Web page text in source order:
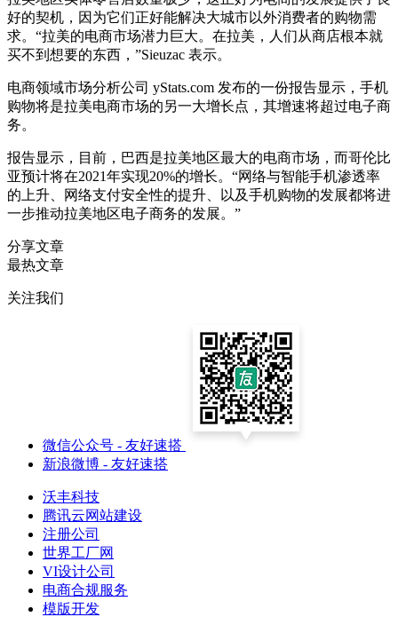
好的契机，因为它们正好能解决大城市以外消费者的购物需
求。“拉美的电商市场潜力巨大。在拉美，人们从商店根本就
买不到想要的东西，”Sieuzac 表示。
电商领域市场分析公司 yStats.com 发布的一份报告显示，手机
购物将是拉美电商市场的另一大增长点，其增速将超过电子商
务。
报告显示，目前，巴西是拉美地区最大的电商市场，而哥伦比
亚预计将在2021年实现20%的增长。“网络与智能手机渗透率
的上升、网络支付安全性的提升、以及手机购物的发展都将进
一步推动拉美地区电子商务的发展。”
分享文章
最热文章
关注我们
微信公众号 - 友好速搭
新浪微博 - 友好速搭
沃丰科技
腾讯云网站建设
注册公司
世界工厂网
VI设计公司
电商合规服务
模版开发